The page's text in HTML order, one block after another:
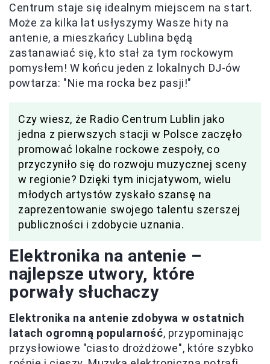
Centrum staje się idealnym miejscem na start.
Może za kilka lat usłyszymy Wasze hity na
antenie, a mieszkańcy Lublina będą
zastanawiać się, kto stał za tym rockowym
pomysłem! W końcu jeden z lokalnych DJ-ów
powtarza: "Nie ma rocka bez pasji!"
Czy wiesz, że Radio Centrum Lublin jako
jedna z pierwszych stacji w Polsce zaczęło
promować lokalne rockowe zespoły, co
przyczyniło się do rozwoju muzycznej sceny
w regionie? Dzięki tym inicjatywom, wielu
młodych artystów zyskało szansę na
zaprezentowanie swojego talentu szerszej
publiczności i zdobycie uznania.
Elektronika na antenie –
najlepsze utwory, które
porwały słuchaczy
Elektronika na antenie zdobywa w ostatnich
latach ogromną popularność, przypominając
przysłowiowe "ciasto drożdżowe", które szybko